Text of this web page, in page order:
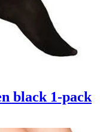
black 1-pack